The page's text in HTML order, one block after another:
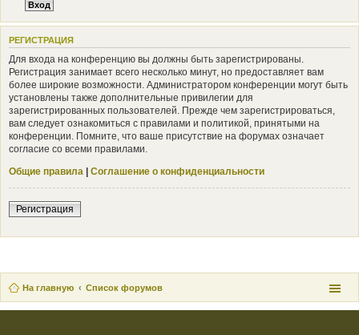
РЕГИСТРАЦИЯ
Для входа на конференцию вы должны быть зарегистрированы.
Регистрация занимает всего несколько минут, но предоставляет вам
более широкие возможности. Администратором конференции могут быть
установлены также дополнительные привилегии для
зарегистрированных пользователей. Прежде чем зарегистрироваться,
вам следует ознакомиться с правилами и политикой, принятыми на
конференции. Помните, что ваше присутствие на форумах означает
согласие со всеми правилами.
Общие правила | Соглашение о конфиденциальности
Регистрация
На главную Список форумов